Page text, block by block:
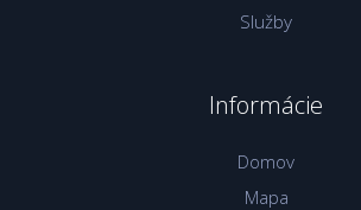
Služby
Informácie
Domov
Mapa